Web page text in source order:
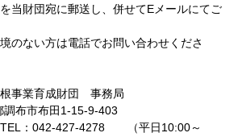
宛に郵送し、併せてEメールにてご
のない方は電話でお問い合わせくださ
事業育成財団 事務局
布市布田1-15-9-403
4278 （平日10:00～